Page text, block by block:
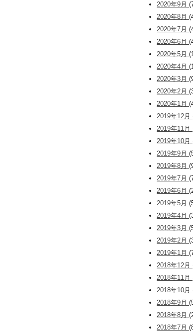
2020年9月
2020年8月
2020年7月
2020年6月
2020年5月
2020年4月
2020年3月
2020年2月
2020年1月
2019年12月
2019年11月
2019年10月
2019年9月
2019年8月
2019年7月
2019年6月
2019年5月
2019年4月
2019年3月
2019年2月
2019年1月
2018年12月
2018年11月
2018年10月
2018年9月
2018年8月
2018年7月